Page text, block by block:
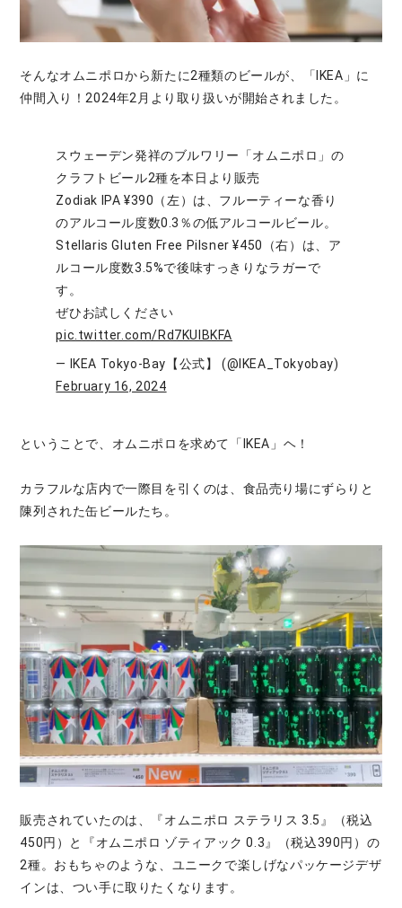
そんなオムニポロから新たに2種類のビールが、「IKEA」に
仲間入り！2024年2月より取り扱いが開始されました。
スウェーデン発祥のブルワリー「オムニポロ」の
クラフトビール2種を本日より販売
Zodiak IPA ¥390（左）は、フルーティーな香り
のアルコール度数0.3％の低アルコールビール。
Stellaris Gluten Free Pilsner ¥450（右）は、ア
ルコール度数3.5%で後味すっきりなラガーで
す。
ぜひお試しください
pic.twitter.com/Rd7KUIBKFA
— IKEA Tokyo-Bay【公式】 (@IKEA_Tokyobay)
February 16, 2024
ということで、オムニポロを求めて「IKEA」ヘ！
カラフルな店内で一際目を引くのは、食品売り場にずらりと
陳列された缶ビールたち。
販売されていたのは、『オムニポロ ステラリス 3.5』（税込
450円）と『オムニポロ ゾティアック 0.3』（税込390円）の
2種。おもちゃのような、ユニークで楽しげなパッケージデザ
インは、つい手に取りたくなります。